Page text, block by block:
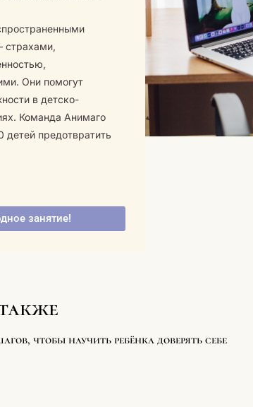
страхами,
Они помогут
в детско-
Команда Анимаго
детей предотвратить
занятие!
чтобы научить ребёнка доверять себе